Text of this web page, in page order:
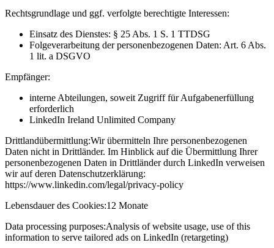
Rechtsgrundlage und ggf. verfolgte berechtigte Interessen:
Einsatz des Dienstes: § 25 Abs. 1 S. 1 TTDSG
Folgeverarbeitung der personenbezogenen Daten: Art. 6 Abs.
1 lit. a DSGVO
Empfänger:
interne Abteilungen, soweit Zugriff für Aufgabenerfüllung
erforderlich
LinkedIn Ireland Unlimited Company
Drittlandübermittlung:Wir übermitteln Ihre personenbezogenen
Daten nicht in Drittländer. Im Hinblick auf die Übermittlung Ihrer
personenbezogenen Daten in Drittländer durch LinkedIn verweisen
wir auf deren Datenschutzerklärung:
https://www.linkedin.com/legal/privacy-policy
Lebensdauer des Cookies:12 Monate
Data processing purposes:Analysis of website usage, use of this
information to serve tailored ads on LinkedIn (retargeting)